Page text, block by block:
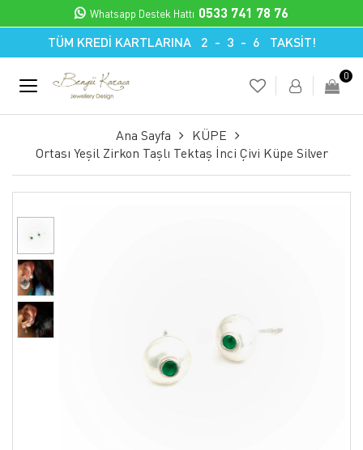
TÜM KREDİ KARTLARINA 2 - 3 - 6 TAKSİT!
Whatsapp Destek Hattı 0533 741 78 76
0
Ana Sayfa
KÜPE
Ortası Yeşil Zirkon Taşlı Tektaş İnci Çivi Küpe Silver